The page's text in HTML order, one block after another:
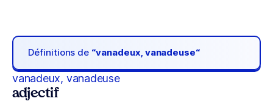
Définitions de “vanadeux, vanadeuse“
vanadeux, vanadeuse
adjectif